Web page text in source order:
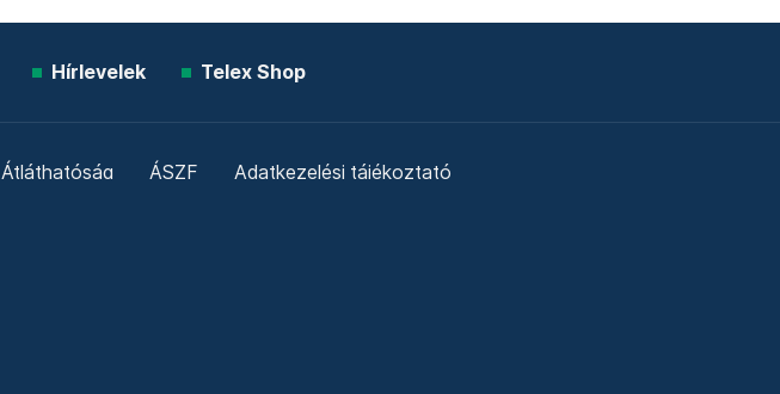
Hírlevelek Telex Shop
Átláthatóság ÁSZF Adatkezelési tájékoztató